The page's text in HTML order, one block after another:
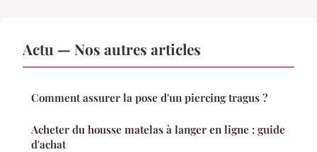
Actu — Nos autres articles
Comment assurer la pose d'un piercing tragus ?
Acheter du housse matelas à langer en ligne : guide
d'achat